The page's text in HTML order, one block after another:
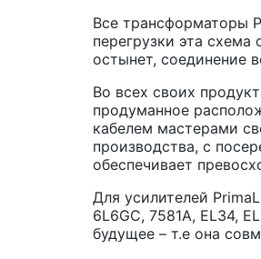
Все трансформаторы
перегрузки эта
остынет, соединение
Во всех своих
продуманное
кабелем мастерами
производства, с
обеспечивает
Для усилителей
6L6GC, 7581A, EL34,
будущее – т.е она